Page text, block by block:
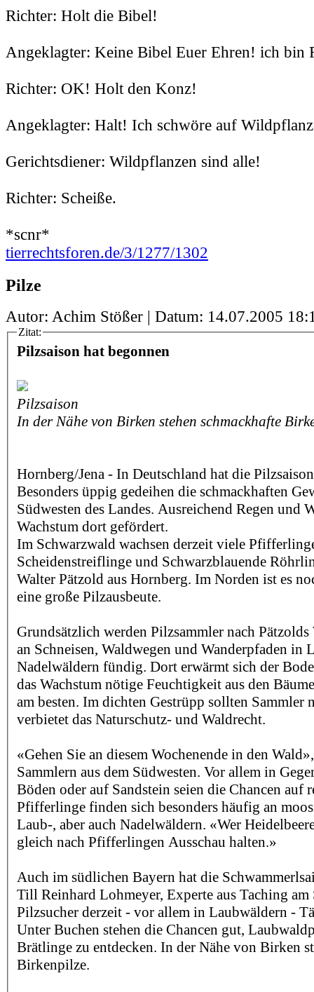
Richter: Holt die Bibel!
Angeklagter: Keine Bibel Euer Ehren! ich bin
Richter: OK! Holt den Konz!
Angeklagter: Halt! Ich schwöre auf
Gerichtsdiener: Wildpflanzen sind alle!
Richter: Scheiße.
*scnr*
tierrechtsforen.de/3/1277/1302
Pilze
Autor: Achim Stößer | Datum: 14.07.2005
Zitat:
Pilzsaison hat begonnen
Pilzsaison
In der Nähe von Birken stehen schmackhafte
Hornberg/Jena - In Deutschland hat die
Besonders üppig gedeihen die schmackhaften
Südwesten des Landes. Ausreichend Regen und
Wachstum dort gefördert.
Im Schwarzwald wachsen derzeit viele
Scheidenstreiflinge und Schwarzblauende
Walter Pätzold aus Hornberg. Im Norden ist es
eine große Pilzausbeute.
Grundsätzlich werden Pilzsammler nach
an Schneisen, Waldwegen und Wanderpfaden in
Nadelwäldern fündig. Dort erwärmt sich der
das Wachstum nötige Feuchtigkeit aus den
am besten. Im dichten Gestrüpp sollten Sammler
verbietet das Naturschutz- und Waldrecht.
«Gehen Sie an diesem Wochenende in den
Sammlern aus dem Südwesten. Vor allem in
Böden oder auf Sandstein seien die Chancen auf
Pfifferlinge finden sich besonders häufig an
Laub-, aber auch Nadelwäldern. «Wer
gleich nach Pfifferlingen Ausschau halten.»
Auch im südlichen Bayern hat die
Till Reinhard Lohmeyer, Experte aus Taching
Pilzsucher derzeit - vor allem in Laubwäldern -
Unter Buchen stehen die Chancen gut,
Brätlinge zu entdecken. In der Nähe von Birken
Birkenpilze.